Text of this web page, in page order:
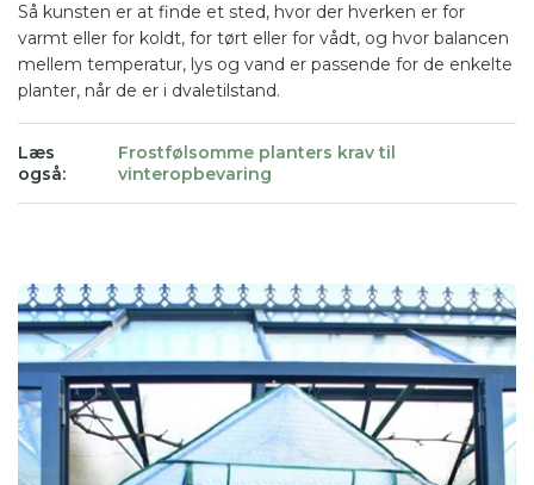
Så kunsten er at finde et sted, hvor der hverken er for
varmt eller for koldt, for tørt eller for vådt, og hvor balancen
mellem temperatur, lys og vand er passende for de enkelte
planter, når de er i dvaletilstand.
Læs
også:
Frostfølsomme planters krav til
vinteropbevaring